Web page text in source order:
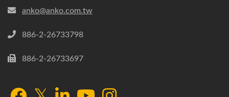
anko@anko.com.tw
886-2-26733798
886-2-26733697